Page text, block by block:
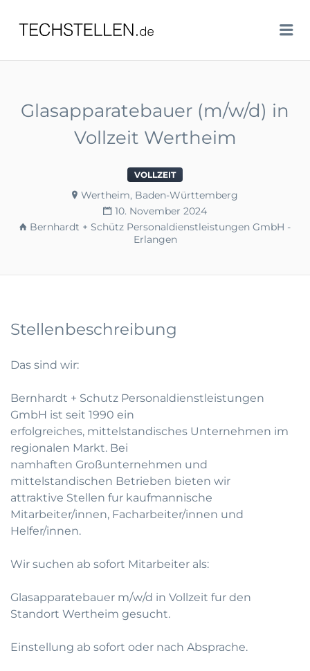
TECHSTELLEN.DE
Glasapparatebauer (m/w/d) in
Vollzeit Wertheim
VOLLZEIT
Wertheim, Baden-Württemberg
10. November 2024
Bernhardt + Schütz Personaldienstleistungen GmbH -
Erlangen
Stellenbeschreibung
Das sind wir:
Bernhardt + Schutz Personaldienstleistungen
GmbH ist seit 1990 ein
erfolgreiches, mittelstandisches Unternehmen im
regionalen Markt. Bei
namhaften Großunternehmen und
mittelstandischen Betrieben bieten wir
attraktive Stellen fur kaufmannische
Mitarbeiter/innen, Facharbeiter/innen und
Helfer/innen.
Wir suchen ab sofort Mitarbeiter als:
Glasapparatebauer m/w/d in Vollzeit fur den
Standort Wertheim gesucht.
Einstellung ab sofort oder nach Absprache.